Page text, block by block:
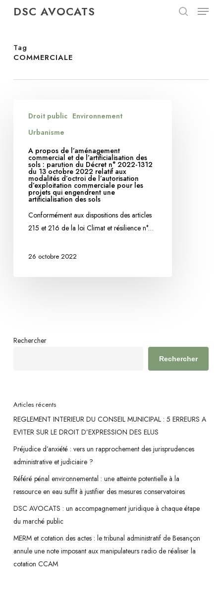
content
DSC AVOCATS Menu
Tag
COMMERCIALE
propos
commercial
l’artificialisation
Décret
octobre
d’octroi
de
l’autorisation
commerciale
pour
les
projets
qui
engendrent
artificialisation
des
sols
Droit public Environnement
Urbanisme
A propos de l’aménagement
commercial et de l’artificialisation des
sols : parution du Décret n° 2022-1312
du 13 octobre 2022 relatif aux
modalités d’octroi de l’autorisation
d’exploitation commerciale pour les
projets qui engendrent une
artificialisation des sols
Conformément aux dispositions des articles
215 et 216 de la loi Climat et résilience n°…
26 octobre 2022
Rechercher
Rechercher
Articles récents
REGLEMENT INTERIEUR DU CONSEIL MUNICIPAL : 5 ERREURS A
EVITER SUR LE DROIT D’EXPRESSION DES ELUS
Préjudice d’anxiété : vers un rapprochement des jurisprudences
administrative et judiciaire ?
Référé pénal environnemental : une atteinte potentielle à la
ressource en eau suffit à justifier des mesures conservatoires
DSC AVOCATS : un accompagnement juridique à chaque étape
du marché public
MERM et cotation des actes : le tribunal administratif de Besançon
annule une note imposant aux manipulateurs radio de réaliser la
cotation CCAM